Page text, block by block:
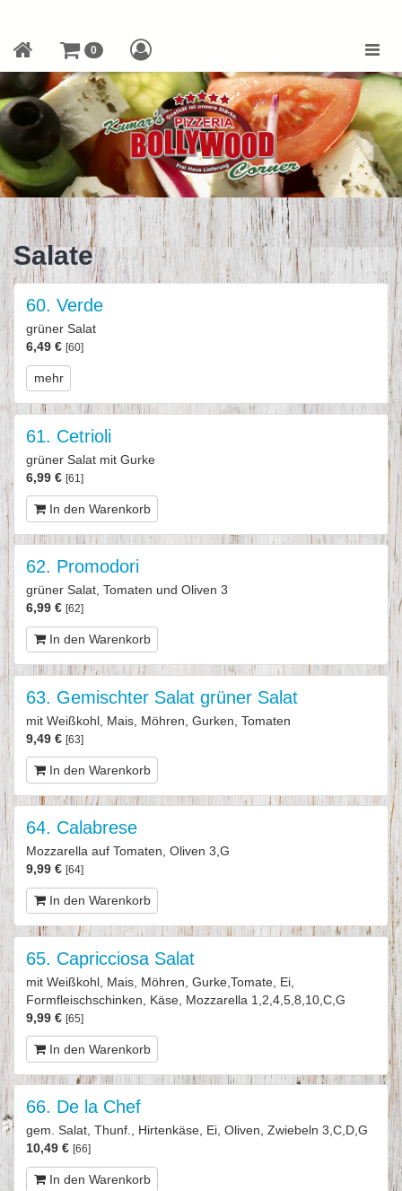
Toggle
0
Salate
60. Verde
grüner Salat
6,49 € [60]
mehr
61. Cetrioli
grüner Salat mit Gurke
6,99 € [61]
In den Warenkorb
62. Promodori
grüner Salat, Tomaten und Oliven 3
6,99 € [62]
In den Warenkorb
63. Gemischter Salat grüner Salat
mit Weißkohl, Mais, Möhren, Gurken, Tomaten
9,49 € [63]
In den Warenkorb
64. Calabrese
Mozzarella auf Tomaten, Oliven 3,G
9,99 € [64]
In den Warenkorb
65. Capricciosa Salat
mit Weißkohl, Mais, Möhren, Gurke,Tomate, Ei,
Formfleischschinken, Käse, Mozzarella 1,2,4,5,8,10,C,G
9,99 € [65]
In den Warenkorb
66. De la Chef
gem. Salat, Thunf., Hirtenkäse, Ei, Oliven, Zwiebeln 3,C,D,G
10,49 € [66]
In den Warenkorb